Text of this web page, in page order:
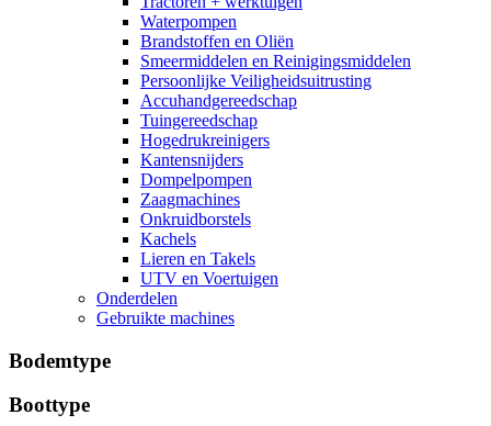
Waterpompen
Brandstoffen en Oliën
Smeermiddelen en Reinigingsmiddelen
Persoonlijke Veiligheidsuitrusting
Accuhandgereedschap
Tuingereedschap
Hogedrukreinigers
Kantensnijders
Dompelpompen
Zaagmachines
Onkruidborstels
Kachels
Lieren en Takels
UTV en Voertuigen
Onderdelen
Gebruikte machines
Bodemtype
Boottype